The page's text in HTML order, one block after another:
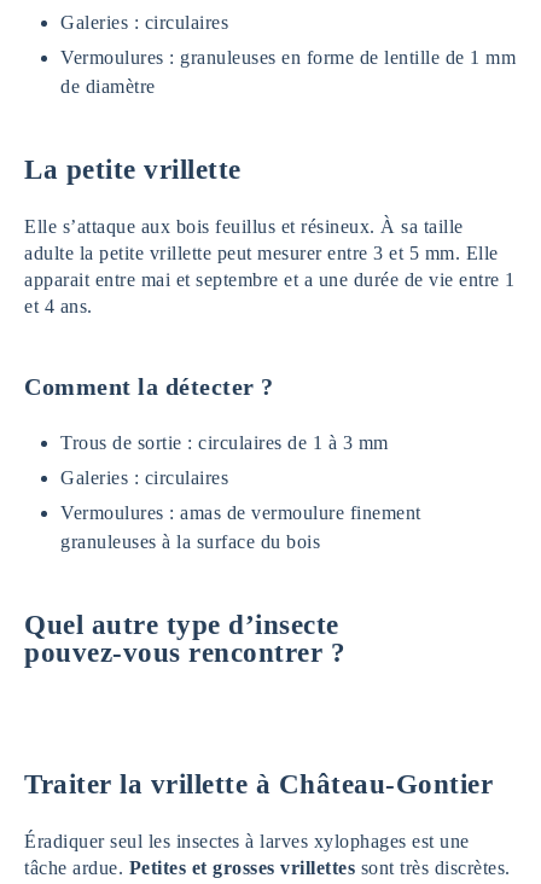
Galeries : circulaires
Vermoulures : granuleuses en forme de lentille de 1 mm
de diamètre
La petite vrillette
Elle s’attaque aux bois feuillus et résineux. À sa taille
adulte la petite vrillette peut mesurer entre 3 et 5 mm. Elle
apparait entre mai et septembre et a une durée de vie entre 1
et 4 ans.
Comment la détecter ?
Trous de sortie : circulaires de 1 à 3 mm
Galeries : circulaires
Vermoulures : amas de vermoulure finement
granuleuses à la surface du bois
Quel autre type d’insecte
pouvez-vous rencontrer ?
Traiter la vrillette à Château-Gontier
Éradiquer seul les insectes à larves xylophages est une
tâche ardue. Petites et grosses vrillettes sont très discrètes.